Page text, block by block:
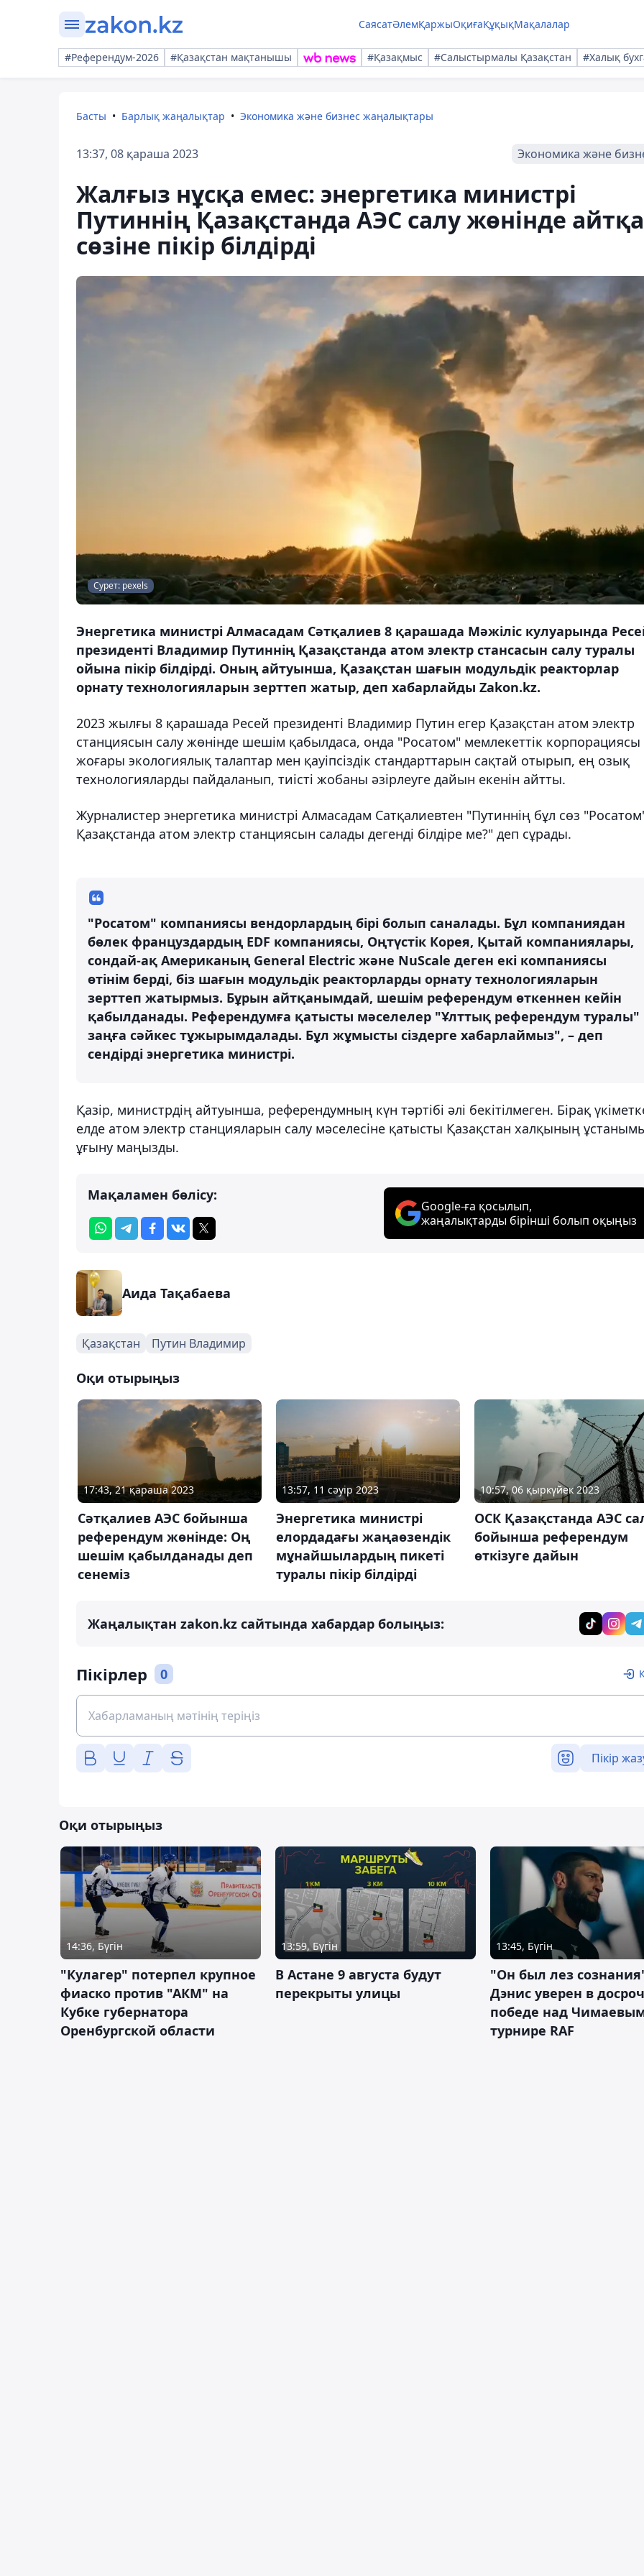
СаясатӘлемҚаржыОқиғаҚұқықМақалалар
#Референдум-2026 #Қазақстан мақтанышы #Қазақмыс #Салыстырмалы Қазақстан #Халық
Басты Барлық жаңалықтар Экономика және бизнес жаңалықтары
13:37, 08 қараша 2023 Экономика және
Жалғыз нұсқа емес: энергетика министрі
Путиннің Қазақстанда АЭС салу жөнінде
сөзіне пікір білдірді
Сурет: pexels
Энергетика министрі Алмасадам Сәтқалиев 8 қарашада Мәжіліс кулуарында
президенті Владимир Путиннің Қазақстанда атом электр стансасын салу туралы
ойына пікір білдірді. Оның айтуынша, Қазақстан шағын модульдік реакторлар
орнату технологияларын зерттеп жатыр, деп хабарлайды Zakon.kz.
2023 жылғы 8 қарашада Ресей президенті Владимир Путин егер Қазақстан атом электр
станциясын салу жөнінде шешім қабылдаса, онда "Росатом" мемлекеттік
жоғары экологиялық талаптар мен қауіпсіздік стандарттарын сақтай отырып, ең озық
технологияларды пайдаланып, тиісті жобаны әзірлеуге дайын екенін айтты.
Журналистер энергетика министрі Алмасадам Сатқалиевтен "Путиннің бұл сөз
Қазақстанда атом электр станциясын салады дегенді білдіре ме?" деп сұрады.
"Росатом" компаниясы вендорлардың бірі болып саналады. Бұл компаниядан
бөлек француздардың EDF компаниясы, Оңтүстік Корея, Қытай компаниялары,
сондай-ақ Американың General Electric және NuScale деген екі компаниясы
өтінім берді, біз шағын модульдік реакторларды орнату технологияларын
зерттеп жатырмыз. Бұрын айтқанымдай, шешім референдум өткеннен кейін
қабылданады. Референдумға қатысты мәселелер "Ұлттық референдум туралы"
заңға сәйкес тұжырымдалады. Бұл жұмысты сіздерге хабарлаймыз", – деп
сендірді энергетика министрі.
Қазір, министрдің айтуынша, референдумның күн тәртібі әлі бекітілмеген. Бірақ
елде атом электр станцияларын салу мәселесіне қатысты Қазақстан халқының
ұғыну маңызды.
Мақаламен бөлісу:
Google-ға қосылып,
жаңалықтарды бірінші болып оқыңыз
Аида Тақабаева
Қазақстан Путин Владимир
Оқи отырыңыз
17:43, 21 қараша 2023
Сәтқалиев АЭС бойынша
референдум жөнінде: Оң
шешім қабылданады деп
сенеміз
13:57, 11 сәуір 2023
Энергетика министрі
елордадағы жаңаөзендік
мұнайшылардың пикеті
туралы пікір білдірді
10:57, 06 қыркүйек 2023
ОСК Қазақстанда АЭС
бойынша референдум
өткізуге дайын
Жаңалықтан zakon.kz сайтында хабардар болыңыз:
Пікірлер 0
Пікір
Оқи отырыңыз
14:36, Бүгін
"Кулагер" потерпел крупное
фиаско против "АКМ" на
Кубке губернатора
Оренбургской области
13:59, Бүгін
В Астане 9 августа будут
перекрыты улицы
13:45, Бүгін
"Он был лез
Дэнис уверен в
победе над
турнире RAF